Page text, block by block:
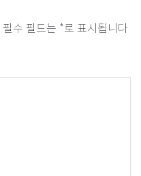
필수 필드는 *로 표시됩니다